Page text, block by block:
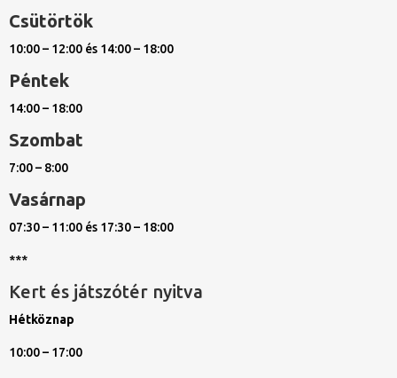
Csütörtök
10:00 – 12:00 és 14:00 – 18:00
Péntek
14:00 – 18:00
Szombat
7:00 – 8:00
Vasárnap
07:30 – 11:00 és 17:30 – 18:00
***
Kert és játszótér nyitva
Hétköznap
10:00 – 17:00